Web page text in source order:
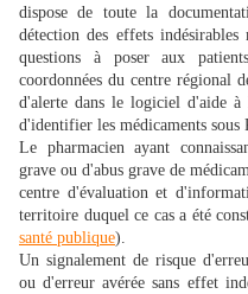
dispose de toute la
détection des effets indésirables
questions à poser aux
coordonnées du centre régional
d'alerte dans le logiciel d'aide à
d'identifier les médicaments sous
Le pharmacien ayant
grave ou d'abus grave de
centre d'évaluation et
territoire duquel ce cas a été
santé publique).
Un signalement de risque
ou d'erreur avérée sans effet